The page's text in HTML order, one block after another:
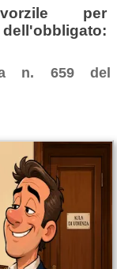
per
n. 659 del